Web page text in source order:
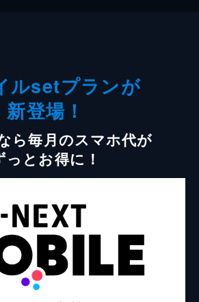
ルsetプランが
新登場！
ら毎月のスマホ代が
っとお得に！